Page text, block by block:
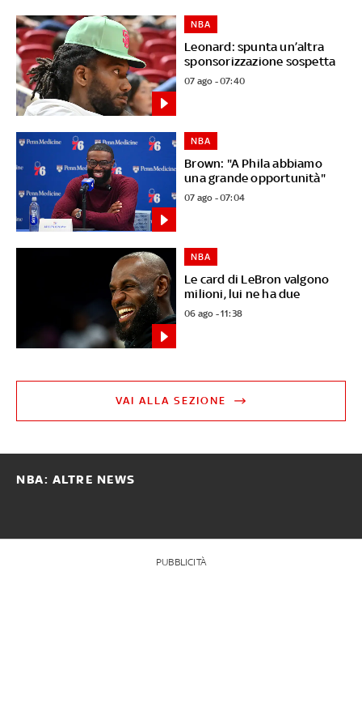
Leonard: spunta un’altra
sponsorizzazione sospetta
NBA
07 ago - 07:40
Brown: "A Phila abbiamo
una grande opportunità"
NBA
07 ago - 07:04
Le card di LeBron valgono
milioni, lui ne ha due
NBA
06 ago - 11:38
VAI ALLA SEZIONE
NBA: ALTRE NEWS
PUBBLICITÀ